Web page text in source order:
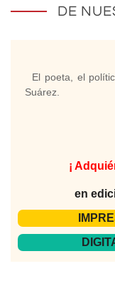
DE
El poeta, el
Suárez.
¡
en